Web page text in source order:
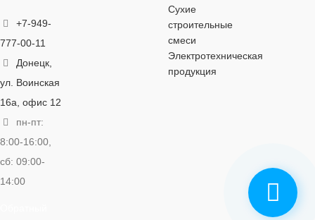
ЦВЕТ
+7-949-
777-00-11
Донецк,
ул. Воинская
16а, офис 12
пн-пт:
8:00-16:00,
сб: 09:00-
14:00
Сухие
строительные
смеси
Электротехническая
продукция